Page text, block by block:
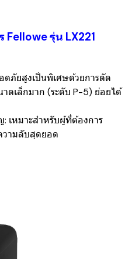
Fellowe รุ่น LX221
ดภัยสูงเป็นพิเศษด้วยการตัด
าดเล็กมาก (ระดับ P-5) ย่อยได้
: เหมาะสำหรับผู้ที่ต้องการ
ามลับสุดยอด